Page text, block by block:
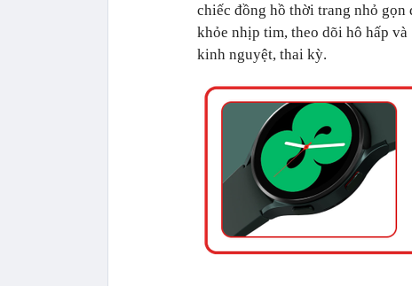
chiếc đồng hồ thời trang nhỏ gọn
khỏe nhịp tim, theo dõi hô hấp
kinh nguyệt, thai kỳ.